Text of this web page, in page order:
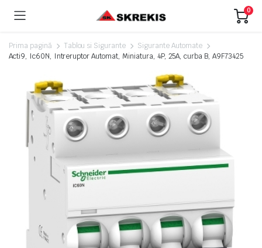
0
Prima pagină Tablou si Sigurante
Sigurante Automate
Acti9, Ic60N, Intreruptor Automat, Miniatura, 4P, 25A, curba B, A9F73425